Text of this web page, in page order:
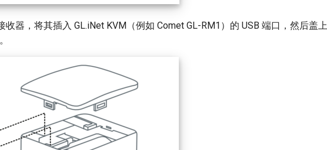
收器，将其插入 GL.iNet KVM（例如 Comet GL-RM1）的 USB 端口，然后盖上